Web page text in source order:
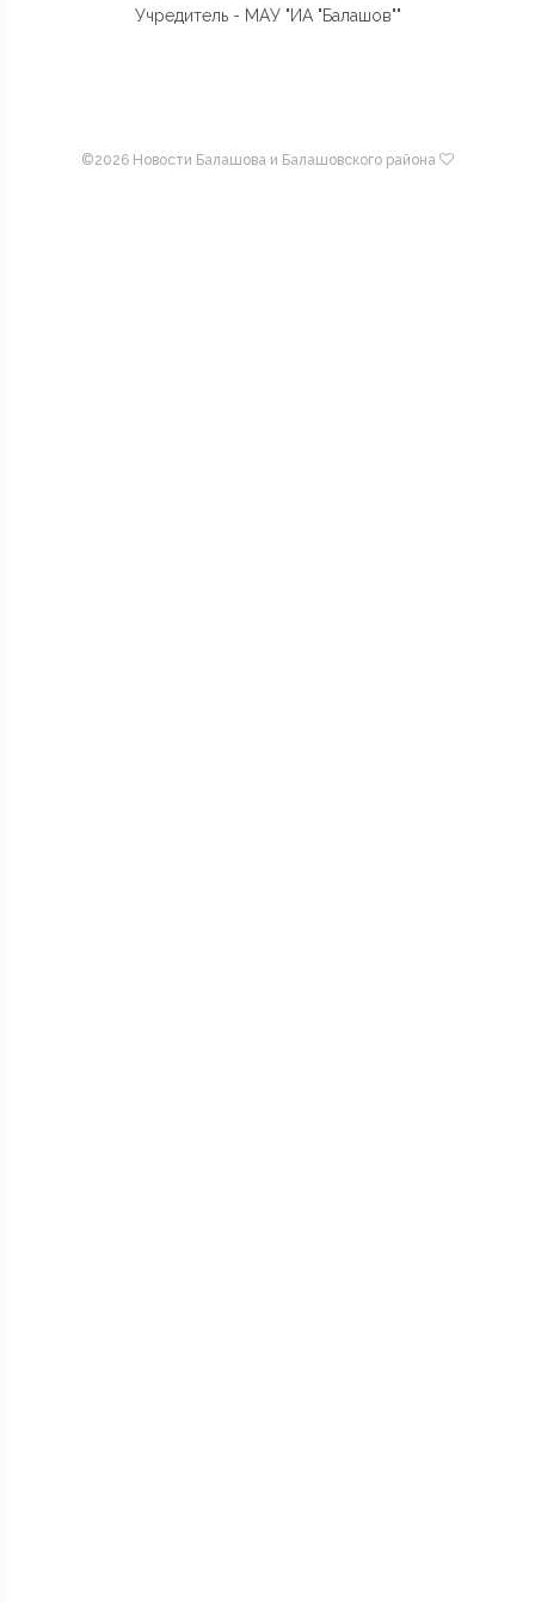
Учредитель - МАУ "ИА "Балашов""
©2026 Новости Балашова и Балашовского района